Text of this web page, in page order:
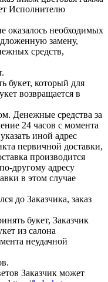
Исполнителю
оказалось необходимых
замену,
средств,
букет, который для
возвращается в
Денежные средства за
24 часов с момента
иной адрес
первичной доставки,
производится
другому адресу
в этом случае
до Заказчика, заказ
букет, Заказчик
из салона
неудачной
Заказчик может